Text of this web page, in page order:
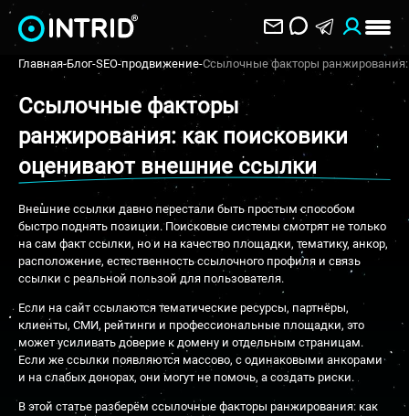
Главная-Блог-SEO-продвижение-Ссылочные факторы
Ссылочные факторы
ранжирования: как поисковики
оценивают внешние ссылки
Внешние ссылки давно перестали быть простым способом
быстро поднять позиции. Поисковые системы смотрят не только
на сам факт ссылки, но и на качество площадки, тематику, анкор,
расположение, естественность ссылочного профиля и связь
ссылки с реальной пользой для пользователя.
Если на сайт ссылаются тематические ресурсы, партнёры,
клиенты, СМИ, рейтинги и профессиональные площадки, это
может усиливать доверие к домену и отдельным страницам.
Если же ссылки появляются массово, с одинаковыми анкорами
и на слабых донорах, они могут не помочь, а создать риски.
В этой статье разберём ссылочные факторы ранжирования: как